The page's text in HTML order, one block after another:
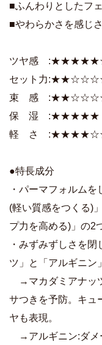
■ふんわりとしたフ
■やわらかさを感じ
ツヤ感
セット力
束 感
保 湿 :★★★★★
軽 さ
●特長成分
・パーマフォルム
(軽い質感をつくる)
プ力を高める)」の2
・みずみずしさを
ツ」と「アルギニン
→マカダミアナッ
サつきを予防。キュ
ヤも表現。
→アルギニン:ダメ